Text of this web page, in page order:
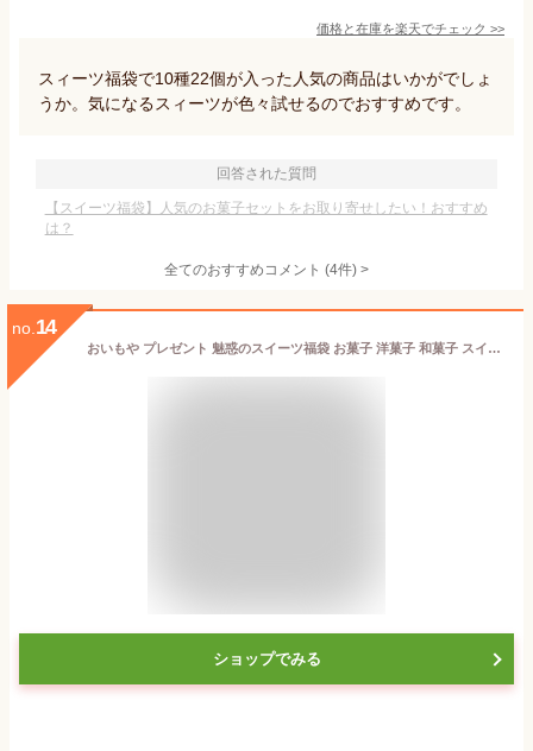
価格と在庫を楽天でチェック >>
スィーツ福袋で10種22個が入った人気の商品はいかがでしょ
うか。気になるスィーツが色々試せるのでおすすめです。
回答された質問
【スイーツ福袋】人気のお菓子セットをお取り寄せしたい！おすすめ
は？
全てのおすすめコメント (4件) >
no. 14
おいもや プレゼント 魅惑のスイーツ福袋 お菓子 洋菓子 和菓子 スイートポテト モンブラン 大福 芋けんぴ 焼き芋 バウムクーヘン 芋ようかん 7種セット お歳暮 御歳暮 ギフト お年賀 福袋
ショップでみる